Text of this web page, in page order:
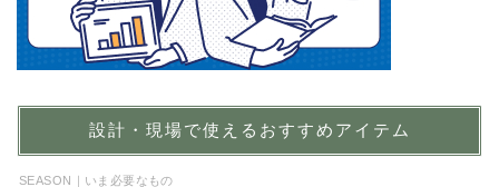
設計・現場で使えるおすすめアイテム
SEASON｜いま必要なもの